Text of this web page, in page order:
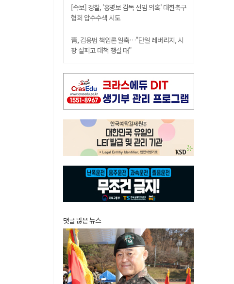
[속보] 경찰, '홍명보 감독 선임 의혹' 대한축구
협회 압수수색 시도
靑, 김용범 책임론 일축…"단일 레버리지, 시
장 살피고 대책 챙길 때"
댓글 많은 뉴스